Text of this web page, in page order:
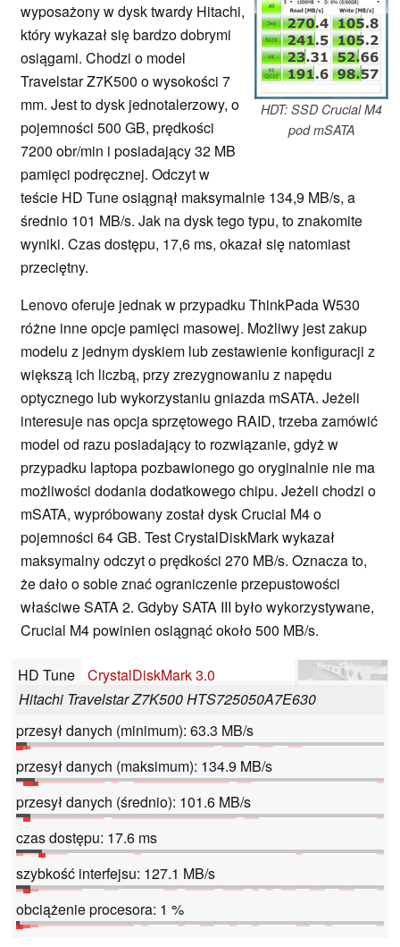
HDT: SSD Crucial M4
pod mSATA
wyposażony w dysk twardy Hitachi,
który wykazał się bardzo dobrymi
osiągami. Chodzi o model
Travelstar Z7K500 o wysokości 7
mm. Jest to dysk jednotalerzowy, o
pojemności 500 GB, prędkości
7200 obr/min i posiadający 32 MB
pamięci podręcznej. Odczyt w
teście HD Tune osiągnął maksymalnie 134,9 MB/s, a
średnio 101 MB/s. Jak na dysk tego typu, to znakomite
wyniki. Czas dostępu, 17,6 ms, okazał się natomiast
przeciętny.
Lenovo oferuje jednak w przypadku ThinkPada W530
różne inne opcje pamięci masowej. Możliwy jest zakup
modelu z jednym dyskiem lub zestawienie konfiguracji z
większą ich liczbą, przy zrezygnowaniu z napędu
optycznego lub wykorzystaniu gniazda mSATA. Jeżeli
interesuje nas opcja sprzętowego RAID, trzeba zamówić
model od razu posiadający to rozwiązanie, gdyż w
przypadku laptopa pozbawionego go oryginalnie nie ma
możliwości dodania dodatkowego chipu. Jeżeli chodzi o
mSATA, wypróbowany został dysk Crucial M4 o
pojemności 64 GB. Test CrystalDiskMark wykazał
maksymalny odczyt o prędkości 270 MB/s. Oznacza to,
że dało o sobie znać ograniczenie przepustowości
właściwe SATA 2. Gdyby SATA III było wykorzystywane,
Crucial M4 powinien osiągnąć około 500 MB/s.
HD Tune
CrystalDiskMark 3.0
Hitachi Travelstar Z7K500 HTS725050A7E630
przesył danych (minimum): 63.3 MB/s
przesył danych (maksimum): 134.9 MB/s
przesył danych (średnio): 101.6 MB/s
czas dostępu: 17.6 ms
szybkość interfejsu: 127.1 MB/s
obciążenie procesora: 1 %